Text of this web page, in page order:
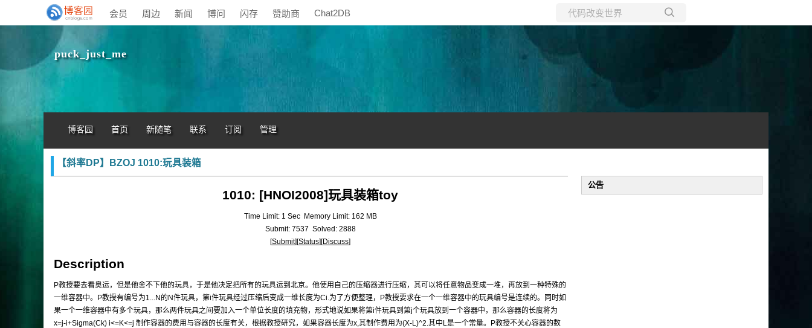
会员 周边 新闻 博问 闪存 赞助商 Chat2DB
puck_just_me
博客园 首页 新随笔 联系 订阅 管理
【斜率DP】BZOJ 1010:玩具装箱
1010: [HNOI2008]玩具装箱toy
Time Limit: 1 Sec Memory Limit: 162 MB
Submit: 7537 Solved: 2888
[Submit][Status][Discuss]
Description
P教授要去看奥运，但是他舍不下他的玩具，于是他决定把所有的玩具运到北京。他使用自己的压缩器进行压缩，其可以将任意物品变成一堆，再放到一种特殊的
一维容器中。P教授有编号为1...N的N件玩具，第i件玩具经过压缩后变成一维长度为Ci.为了方便整理，P教授要求在一个一维容器中的玩具编号是连续的。同时如
果一个一维容器中有多个玩具，那么两件玩具之间要加入一个单位长度的填充物，形式地说如果将第i件玩具到第j个玩具放到一个容器中，那么容器的长度将为
x=j-i+Sigma(Ck) i<=K<=j 制作容器的费用与容器的长度有关，根据教授研究，如果容器长度为x,其制作费用为(X-L)^2.其中L是一个常量。P教授不关心容器的数
公告